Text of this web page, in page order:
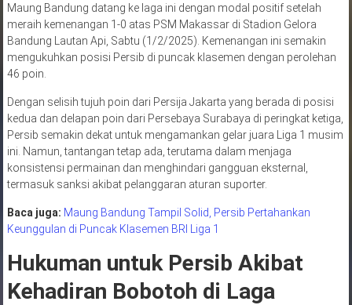
Maung Bandung datang ke laga ini dengan modal positif setelah
meraih kemenangan 1-0 atas PSM Makassar di Stadion Gelora
Bandung Lautan Api, Sabtu (1/2/2025). Kemenangan ini semakin
mengukuhkan posisi Persib di puncak klasemen dengan perolehan
46 poin.
Dengan selisih tujuh poin dari Persija Jakarta yang berada di posisi
kedua dan delapan poin dari Persebaya Surabaya di peringkat ketiga,
Persib semakin dekat untuk mengamankan gelar juara Liga 1 musim
ini. Namun, tantangan tetap ada, terutama dalam menjaga
konsistensi permainan dan menghindari gangguan eksternal,
termasuk sanksi akibat pelanggaran aturan suporter.
Baca juga: Maung Bandung Tampil Solid, Persib Pertahankan
Keunggulan di Puncak Klasemen BRI Liga 1
Hukuman untuk Persib Akibat
Kehadiran Bobotoh di Laga